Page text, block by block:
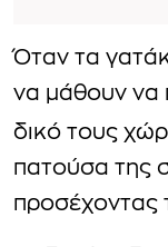
Όταν τα
να μάθουν να
δικό τους
πατούσα της
προσέχοντας